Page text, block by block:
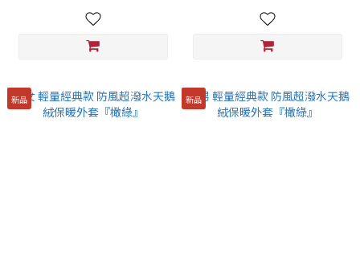
新品 新品